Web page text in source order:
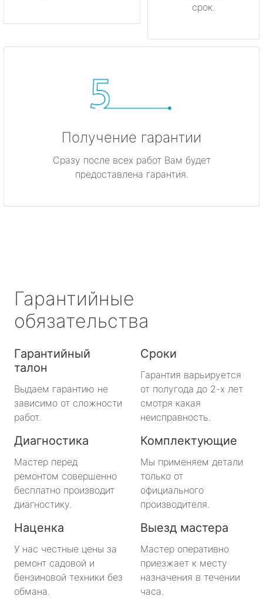
срок.
Получение гарантии
Сразу после всех работ Вам будет
предоставлена гарантия.
Гарантийные
обязательства
Гарантийный
талон
Выдаем гарантию не
зависимо от сложности
работ.
Сроки
Гарантия варьируется
от полугода до 2-х лет
смотря какая
неисправность.
Диагностика
Мастер перед
ремонтом совершенно
бесплатно производит
диагностику.
Комплектующие
Мы применяем детали
только от
официального
производителя.
Наценка
У нас честные цены за
ремонт садовой и
бензиновой техники без
обмана.
Выезд мастера
Мастер оперативно
приезжает к месту
назначения в течении
часа.